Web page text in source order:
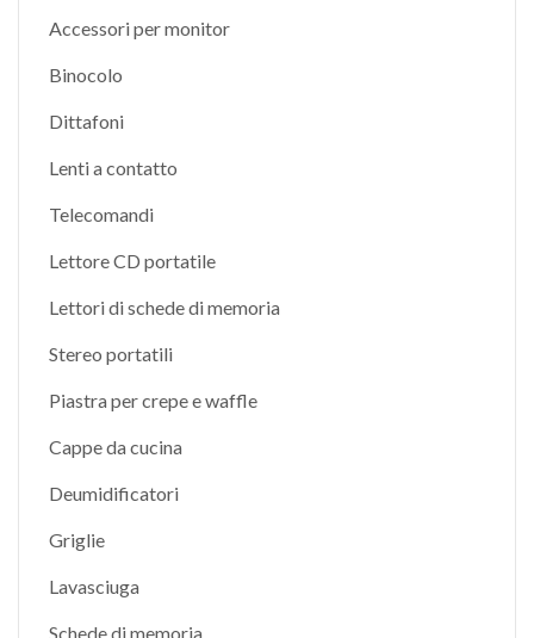
Accessori per monitor
Binocolo
Dittafoni
Lenti a contatto
Telecomandi
Lettore CD portatile
Lettori di schede di memoria
Stereo portatili
Piastra per crepe e waffle
Cappe da cucina
Deumidificatori
Griglie
Lavasciuga
Schede di memoria